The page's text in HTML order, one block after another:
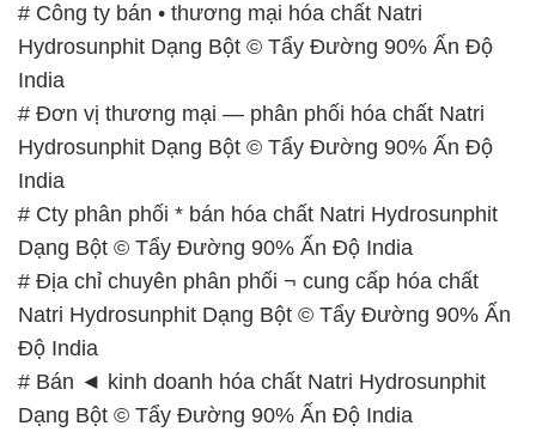
# Công ty bán • thương mại hóa chất Natri
Hydrosunphit Dạng Bột © Tẩy Đường 90% Ấn Độ
India
# Đơn vị thương mại — phân phối hóa chất Natri
Hydrosunphit Dạng Bột © Tẩy Đường 90% Ấn Độ
India
# Cty phân phối * bán hóa chất Natri Hydrosunphit
Dạng Bột © Tẩy Đường 90% Ấn Độ India
# Địa chỉ chuyên phân phối ¬ cung cấp hóa chất
Natri Hydrosunphit Dạng Bột © Tẩy Đường 90% Ấn
Độ India
# Bán ◄ kinh doanh hóa chất Natri Hydrosunphit
Dạng Bột © Tẩy Đường 90% Ấn Độ India